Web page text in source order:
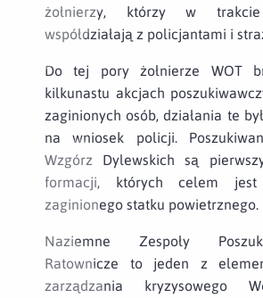
żołnierzy, którzy w trakcie
współdziałają z policjantami i
Do tej pory żołnierze WOT
kilkunastu akcjach
zaginionych osób, działania te
na wniosek policji.
Wzgórz Dylewskich są
formacji, których celem jest
zaginionego statku powietrznego.
Naziemne Zespoły
Ratownicze to jeden z
zarządzania kryzysowego